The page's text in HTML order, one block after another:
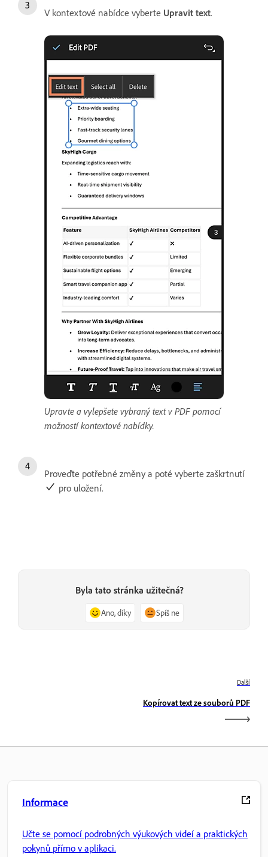
V kontextové nabídce vyberte Upravit text.
Upravte a vylepšete vybraný text v PDF pomocí
možností kontextové nabídky.
Proveďte potřebné změny a poté vyberte zaškrtnutí
pro uložení.
Byla tato stránka užitečná?
Ano, díky Spíš ne
Další
Kopírovat text ze souborů PDF
Informace
Učte se pomocí podrobných výukových videí a praktických
pokynů přímo v aplikaci.